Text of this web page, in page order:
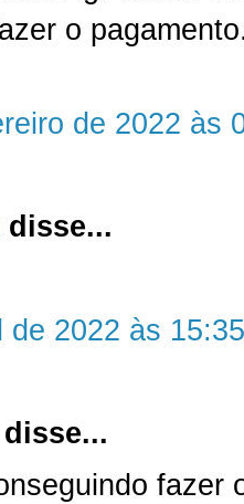
o
de 2022 às
disse...
de 2022 às 15:35
fazer